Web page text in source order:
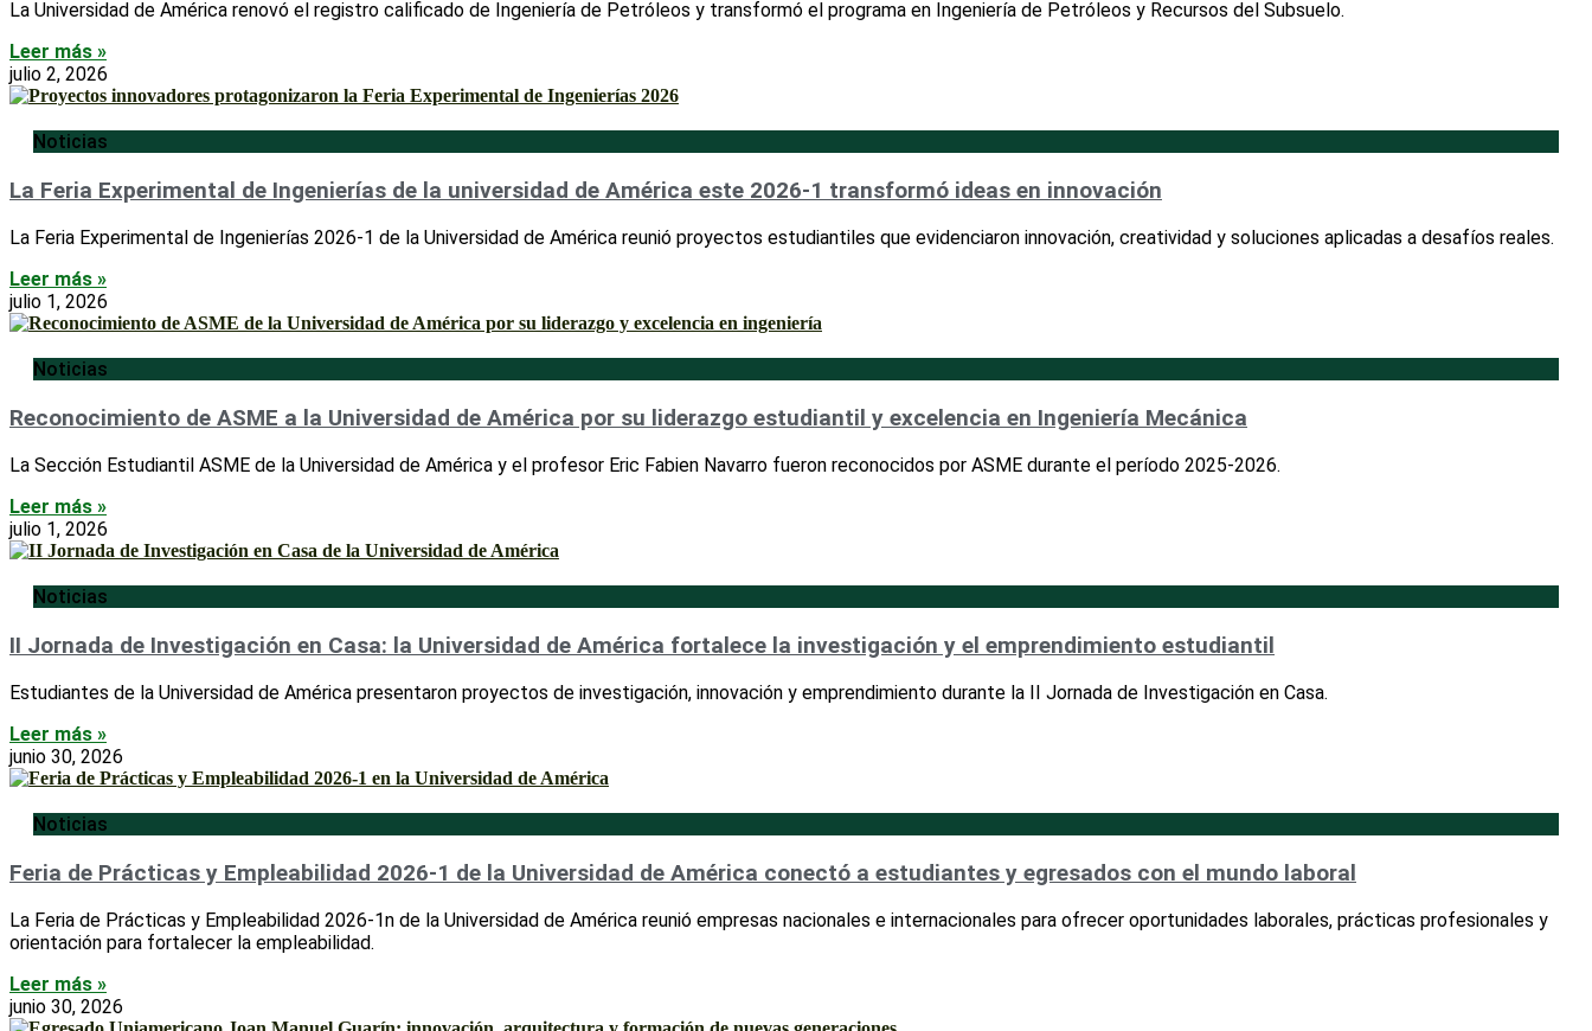
La Universidad de América renovó el registro calificado de Ingeniería de Petróleos y transformó el programa en Ingeniería de Petróleos y Recursos del Subsuelo.
Leer más »
julio 2, 2026
Noticias
La Feria Experimental de Ingenierías de la universidad de América este 2026-1 transformó ideas en innovación
La Feria Experimental de Ingenierías 2026-1 de la Universidad de América reunió proyectos estudiantiles que evidenciaron innovación, creatividad y soluciones aplicadas a desafíos reales.
Leer más »
julio 1, 2026
Noticias
Reconocimiento de ASME a la Universidad de América por su liderazgo estudiantil y excelencia en Ingeniería Mecánica
La Sección Estudiantil ASME de la Universidad de América y el profesor Eric Fabien Navarro fueron reconocidos por ASME durante el período 2025-2026.
Leer más »
julio 1, 2026
Noticias
II Jornada de Investigación en Casa: la Universidad de América fortalece la investigación y el emprendimiento estudiantil
Estudiantes de la Universidad de América presentaron proyectos de investigación, innovación y emprendimiento durante la II Jornada de Investigación en Casa.
Leer más »
junio 30, 2026
Noticias
Feria de Prácticas y Empleabilidad 2026-1 de la Universidad de América conectó a estudiantes y egresados con el mundo laboral
La Feria de Prácticas y Empleabilidad 2026-1n de la Universidad de América reunió empresas nacionales e internacionales para ofrecer oportunidades laborales, prácticas profesionales y
orientación para fortalecer la empleabilidad.
Leer más »
junio 30, 2026